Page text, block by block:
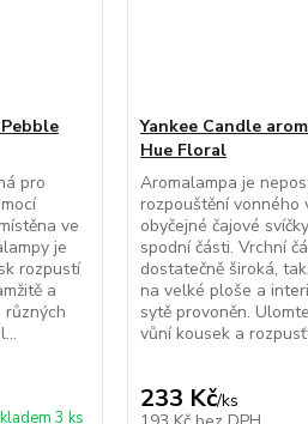
pro
ve
je
rozpustí
a
různých
3 ks
Yankee Candle
Hue Floral
Aromalampa je
rozpouštění vonného
obyčejné čajové
spodní části. Vrchní
dostatečně široká,
na velké ploše a
sytě provoněn.
vůní kousek a
233 Kč/ks